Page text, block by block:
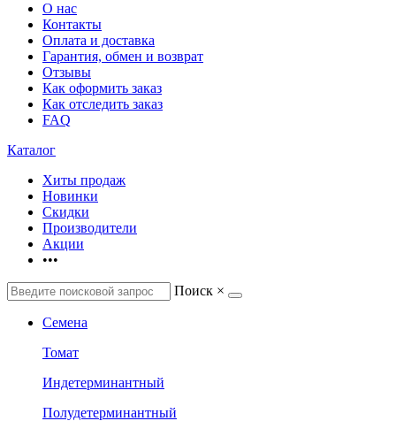
О нас
Контакты
Оплата и доставка
Гарантия, обмен и возврат
Отзывы
Как оформить заказ
Как отследить заказ
FAQ
Каталог
Хиты продаж
Новинки
Скидки
Производители
Акции
•••
Поиск ×
Семена
Томат
Индетерминантный
Полудетерминантный